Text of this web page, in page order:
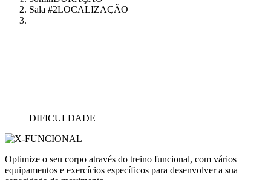
Sala #2LOCALIZAÇÃO
DIFICULDADE
Optimize o seu corpo através do treino funcional, com vários
equipamentos e exercícios específicos para desenvolver a sua